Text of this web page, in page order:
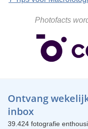
Photofacts
Ontvang
inbox
39.424 fotografie